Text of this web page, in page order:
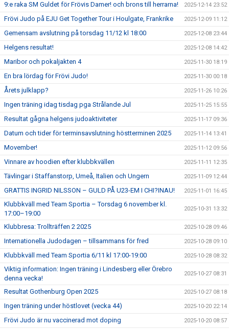
9:e raka SM Guldet för Frövis Damer! och brons till herrarna! 2025-12-14 23:52
Frövi Judo på EJU Get Together Tour i Houlgate, Frankrike 2025-12-09 11:12
Gemensam avslutning på torsdag 11/12 kl 18:00 2025-12-08 23:44
Helgens resultat! 2025-12-08 14:42
Maribor och pokaljakten 4 2025-11-30 18:19
En bra lördag för Frövi Judo! 2025-11-30 00:18
Årets julklapp? 2025-11-26 10:26
Ingen träning idag tisdag pga Strålande Jul 2025-11-25 15:55
Resultat gågna helgens judoaktiviteter 2025-11-17 09:36
Datum och tider för terminsavslutning höstterminen 2025 2025-11-14 13:41
Movember! 2025-11-12 09:56
Vinnare av hoodien efter klubbkvällen 2025-11-11 12:35
Tävlingar i Staffanstorp, Umeå, Italien och Ungern 2025-11-09 12:44
GRATTIS INGRID NILSSON – GULD PÅ U23-EM I CHI?INAU! 2025-11-01 16:45
Klubbkväll med Team Sportia – Torsdag 6 november kl.
17:00–19:00
2025-10-31 13:32
Klubbresa: Trollträffen 2 2025 2025-10-28 09:46
Internationella Judodagen – tillsammans för fred 2025-10-28 09:10
Klubbkväll med Team Sportia 6/11 kl 17:00-19:00 2025-10-28 08:32
Viktig information: Ingen träning i Lindesberg eller Örebro
denna vecka!
2025-10-27 08:31
Resultat Gothenburg Open 2025 2025-10-27 08:18
Ingen träning under höstlovet (vecka 44) 2025-10-20 22:14
Frövi Judo är nu vaccinerad mot doping 2025-10-20 08:57